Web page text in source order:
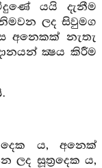
යයි දැනීම
නිමවන ලද සිවුමග
අනෙකක් නැතැ
ක්‍ෂය කිරීම
දෙක ය, අනෙක්
ලද සූත්‍රදෙක ය,